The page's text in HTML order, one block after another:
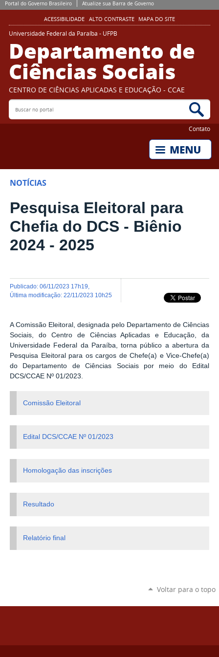
Portal do Governo Brasileiro Atualize sua Barra de Governo
ACESSIBILIDADE ALTO CONTRASTE MAPA DO SITE
Universidade Federal da Paraíba - UFPB
Departamento de
Ciências Sociais
CENTRO DE CIÊNCIAS APLICADAS E EDUCAÇÃO - CCAE
Buscar no portal
Contato
NOTÍCIAS
Pesquisa Eleitoral para
Chefia do DCS - Biênio
2024 - 2025
publicado: 06/11/2023 17h19
última modificação: 22/11/2023 10h25
A Comissão Eleitoral, designada pelo Departamento de Ciências
Sociais, do Centro de Ciências Aplicadas e Educação, da
Universidade Federal da Paraíba, torna público a abertura da
Pesquisa Eleitoral para os cargos de Chefe(a) e Vice-Chefe(a)
do Departamento deCiências Sociaispor meio do Edital
DCS/CCAE Nº 01/2023.
Comissão Eleitoral
Edital DCS/CCAE Nº 01/2023
Homologação das inscrições
Resultado
Relatório final
Voltar para o topo